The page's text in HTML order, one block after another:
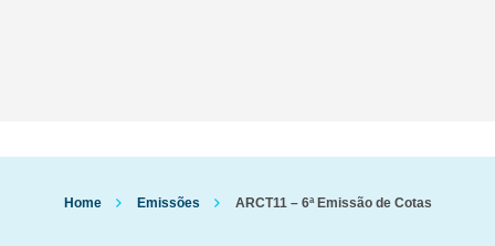
Home Emissões ARCT11 – 6ª Emissão de Cotas